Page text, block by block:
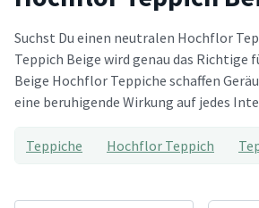
Suchst Du einen neutralen Hochflor
Teppich Beige wird genau das Richtige
Beige Hochflor Teppiche schaffen
eine beruhigende Wirkung auf jedes
Teppiche Hochflor Teppich